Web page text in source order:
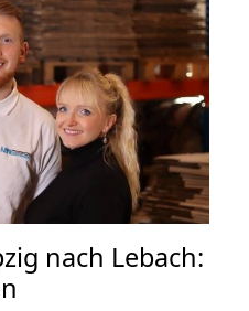
nach Lebach: